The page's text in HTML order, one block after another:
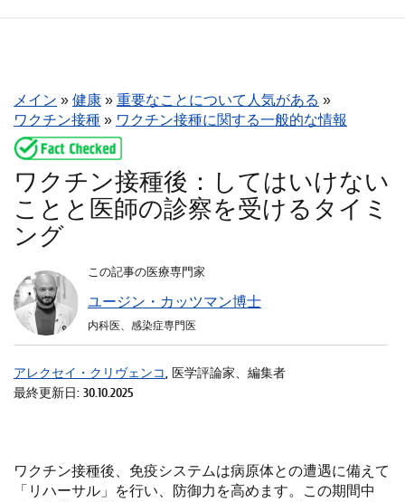
メイン » 健康 » 重要なことについて人気がある »
ワクチン接種 » ワクチン接種に関する一般的な情報
ワクチン接種後：してはいけない
ことと医師の診察を受けるタイミ
ング
この記事の医療専門家
ユージン・カッツマン博士
内科医、感染症専門医
アレクセイ・クリヴェンコ, 医学評論家、編集者
最終更新日: 30.10.2025
ワクチン接種後、免疫システムは病原体との遭遇に備えて
「リハーサル」を行い、防御力を高めます。この期間中